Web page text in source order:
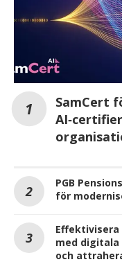
SamCert
PGB
för
med
och